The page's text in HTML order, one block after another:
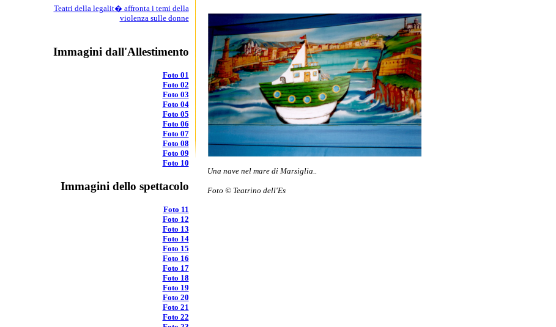
Teatri della legalit� affronta i temi della
violenza sulle donne
Immagini dall'Allestimento
Foto 01
Foto 02
Foto 03
Foto 04
Foto 05
Foto 06
Foto 07
Foto 08
Foto 09
Foto 10
Immagini dello spettacolo
Foto 11
Foto 12
Foto 13
Foto 14
Foto 15
Foto 16
Foto 17
Foto 18
Foto 19
Foto 20
Foto 21
Foto 22
Una nave nel mare di Marsiglia..
Foto © Teatrino dell'Es